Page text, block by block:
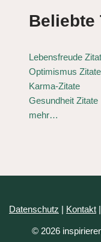
Beliebte
Lebensfreude
Optimismus Zitate
Karma-Zitate
Gesundheit Zitate
mehr…
Datenschutz | Kontakt |
© 2026